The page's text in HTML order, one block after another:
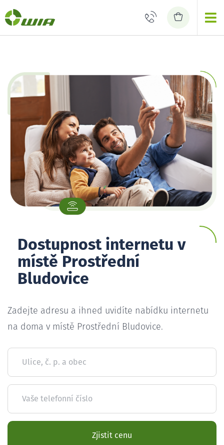
Dostupnost internetu v
místě Prostřední
Bludovice
Zadejte adresu a ihned uvidíte nabídku internetu
na doma v místě Prostřední Bludovice.
Ulice, č. p. a obec
Vaše telefonní číslo
Zjistit cenu